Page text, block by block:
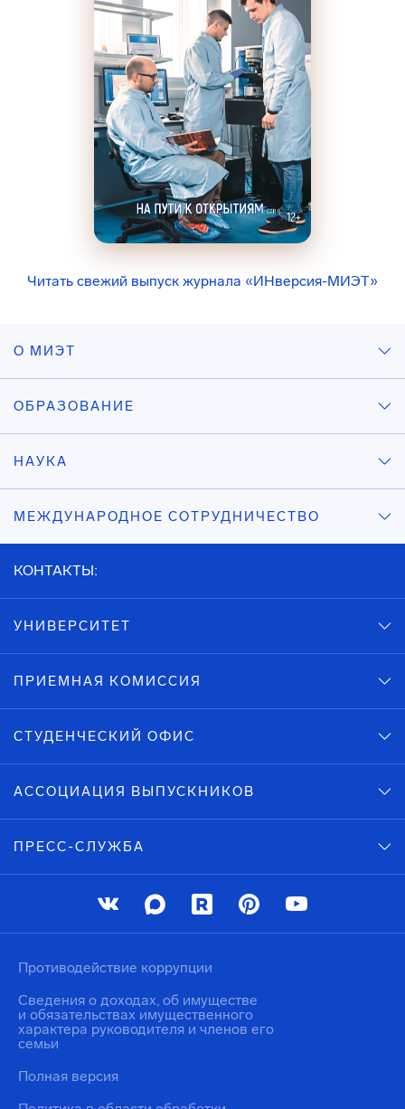
Читать свежий выпуск журнала «ИНверсия-МИЭТ»
О МИЭТ
ОБРАЗОВАНИЕ
НАУКА
МЕЖДУНАРОДНОЕ СОТРУДНИЧЕСТВО
КОНТАКТЫ:
УНИВЕРСИТЕТ
ПРИЕМНАЯ КОМИССИЯ
СТУДЕНЧЕСКИЙ ОФИС
АССОЦИАЦИЯ ВЫПУСКНИКОВ
ПРЕСС-СЛУЖБА
Противодействие коррупции
Сведения о доходах, об имуществе
и обязательствах имущественного
характера руководителя и членов его
семьи
Полная версия